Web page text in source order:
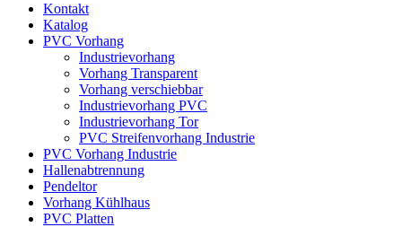
Kontakt
Katalog
PVC Vorhang
Industrievorhang
Vorhang Transparent
Vorhang verschiebbar
Industrievorhang PVC
Industrievorhang Tor
PVC Streifenvorhang Industrie
PVC Vorhang Industrie
Hallenabtrennung
Pendeltor
Vorhang Kühlhaus
PVC Platten